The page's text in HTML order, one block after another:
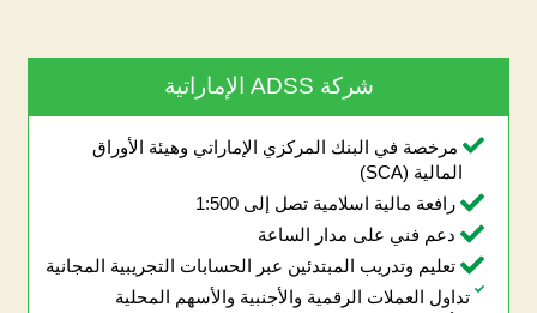
شركة ADSS الإماراتية
مرخصة في البنك المركزي الإماراتي وهيئة الأوراق
المالية (SCA)
رافعة مالية اسلامية تصل إلى 1:500
دعم فني على مدار الساعة
تعليم وتدريب المبتدئين عبر الحسابات التجريبية المجانية
تداول العملات الرقمية والأجنبية والأسهم المحلية